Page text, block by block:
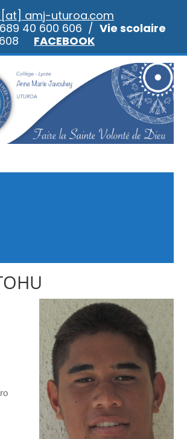
amj-uturoa.com
40 600 606 / Vie scolaire
608 FACEBOOK